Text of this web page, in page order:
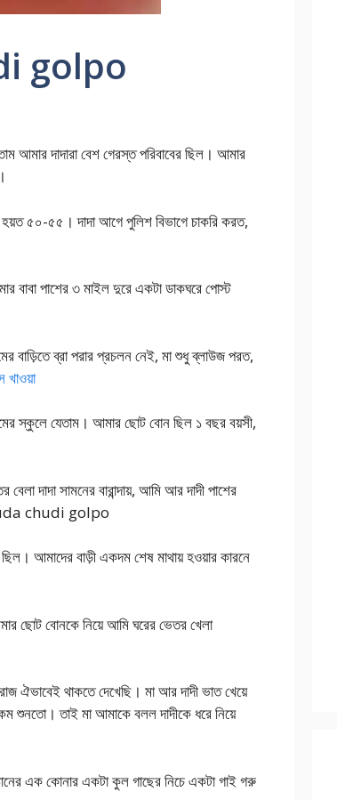
golpo
দাদারা বেশ গেরস্ত পরিবাবের ছিল। আমার
হয়ত ৫০-৫৫। দাদা আগে পুলিশ বিভাগে চাকরি করত,
পাশের ৩ মাইল দুরে একটা ডাকঘরে পোস্ট
বাড়িতে ব্রা পরার প্রচলন নেই, মা শুধু ব্লাউজ পরত,
খাওয়া
স্কুলে যেতাম। আমার ছোট বোন ছিল ১ বছর বয়সী,
দাদা সামনের বারান্দায়, আমি আর দাদী পাশের
chuda chudi golpo
ছিল। আমাদের বাড়ী একদম শেষ মাথায় হওয়ার কারনে
ছোট বোনকে নিয়ে আমি ঘরের ভেতর খেলা
ঐভাবেই থাকতে দেখেছি। মা আর দাদী ভাত খেয়ে
শুনতো। তাই মা আমাকে বলল দাদীকে ধরে নিয়ে
এক কোনার একটা কুল গাছের নিচে একটা গাই গরু